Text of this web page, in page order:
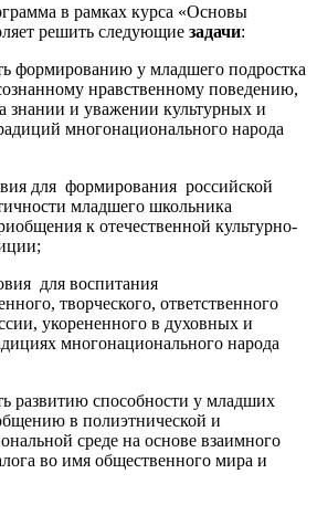
в рамках курса «Основы
решить следующие задачи:
формированию у младшего подростка
нравственному поведению,
знании и уважении культурных и
многонационального народа
для формирования российской
младшего школьника
к отечественной культурно-
для воспитания
творческого, ответственного
укорененного в духовных и
многонационального народа
развитию способности у младших
в полиэтнической и
среде на основе взаимного
во имя общественного мира и